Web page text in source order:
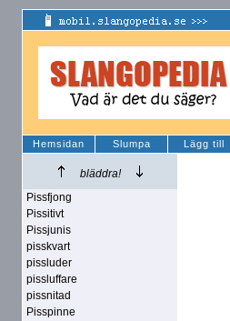
Hemsidan Slumpa Lägg till
bläddra!
Pissfjong
Pissitivt
Pissjunis
pisskvart
pissluder
pissluffare
pissnitad
Pisspinne